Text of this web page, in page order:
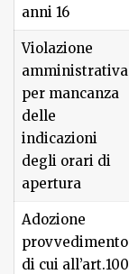
anni 16
Violazione
amministrativa
per mancanza
delle
indicazioni
degli orari di
apertura
Adozione
provvedimento
di cui all’art.100